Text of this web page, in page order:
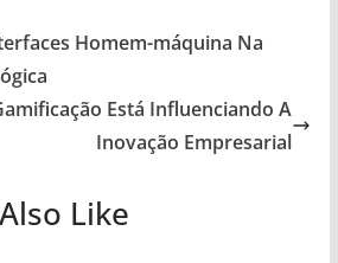
Homem-máquina Na
Está Influenciando A
Inovação Empresarial
Like